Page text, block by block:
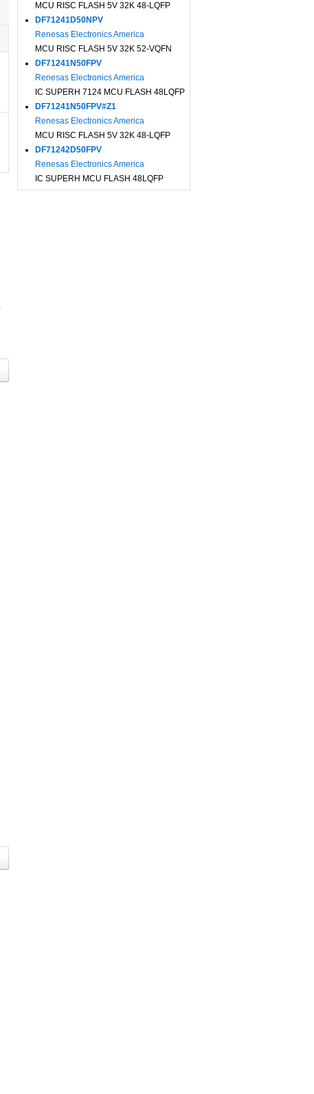
MCU RISC FLASH 5V 32K 48-LQFP
DF71241D50NPV
Renesas Electronics America
MCU RISC FLASH 5V 32K 52-VQFN
DF71241N50FPV
Renesas Electronics America
IC SUPERH 7124 MCU FLASH 48LQFP
DF71241N50FPV#Z1
Renesas Electronics America
MCU RISC FLASH 5V 32K 48-LQFP
DF71242D50FPV
Renesas Electronics America
IC SUPERH MCU FLASH 48LQFP